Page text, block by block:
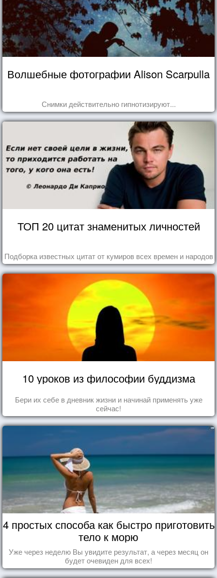
Волшебные фотографии Alison Scarpulla
Снимки действительно гипнотизируют...
ТОП 20 цитат знаменитых личностей
Подборка известных цитат от кумиров всех времен и народов
10 уроков из философии буддизма
Бери их себе в дневник жизни и начинай применять уже
сейчас!
4 простых способа как быстро приготовить
тело к морю
Уже через неделю Вы увидите результат, а через месяц он
будет очевиден для всех!